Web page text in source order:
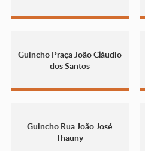
Guincho Praça João Cláudio
dos Santos
Guincho Rua João José
Thauny